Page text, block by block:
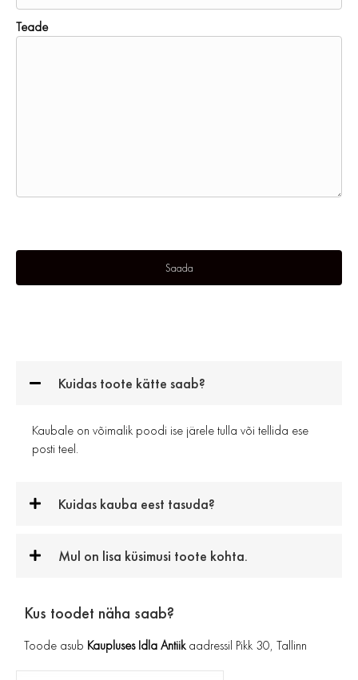
Teade
Kuidas toote kätte saab?
Kaubale on võimalik poodi ise järele tulla või tellida ese
posti teel.
Kuidas kauba eest tasuda?
Mul on lisa küsimusi toote kohta.
Kus toodet näha saab?
Toode asub Kaupluses Idla Antiikaadressil Pikk 30, Tallinn